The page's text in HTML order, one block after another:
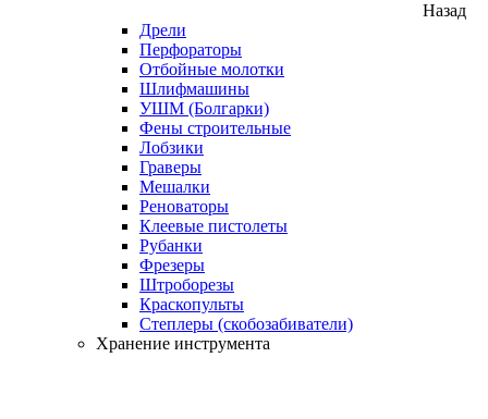
Назад
Дрели
Перфораторы
Отбойные молотки
Шлифмашины
УШМ (Болгарки)
Фены строительные
Лобзики
Граверы
Мешалки
Реноваторы
Клеевые пистолеты
Рубанки
Фрезеры
Штроборезы
Краскопульты
Степлеры (скобозабиватели)
Хранение инструмента